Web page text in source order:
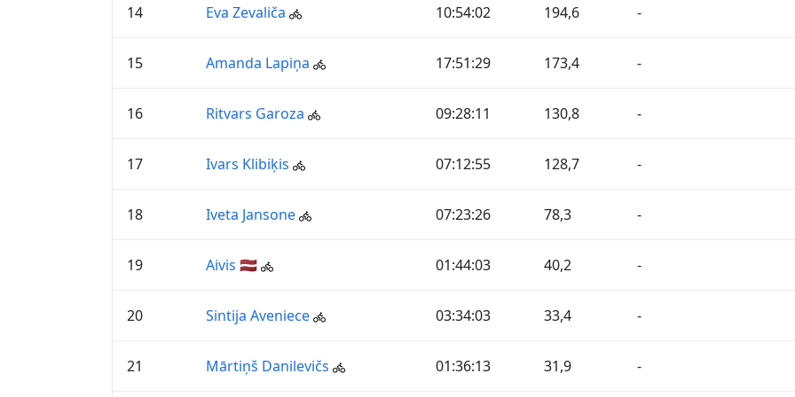
14 Eva Zevaliča 10:54:02 194,6 -
15 Amanda Lapiņa 17:51:29 173,4 -
16 Ritvars Garoza 09:28:11 130,8 -
17 Ivars Klibiķis 07:12:55 128,7 -
18 Iveta Jansone 07:23:26 78,3 -
19 Aivis 🇱🇻 01:44:03 40,2 -
20 Sintija Aveniece 03:34:03 33,4 -
21 Mārtiņš Danilevičs 01:36:13 31,9 -